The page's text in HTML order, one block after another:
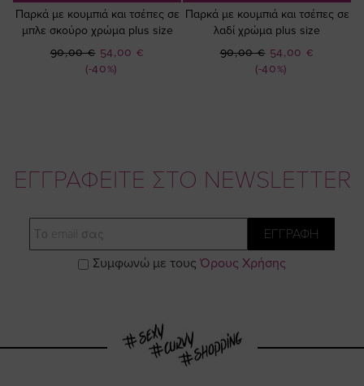
Παρκά με κουμπιά και τσέπες σε
μπλε σκούρο χρώμα plus size
(-40%)
Ειδική
Τιμή
54,00 €
90,00 €
Παρκά με κουμπιά και τσέπες σε
λαδί χρώμα plus size
(-40%)
Ειδική
Τιμή
54,00 €
90,00 €
ΕΓΓΡΑΦΕΙΤΕ ΣΤΟ NEWSLETTER
Email
ΕΓΓΡΑΦΗ
Συμφωνώ με τους Όρους Χρήσης